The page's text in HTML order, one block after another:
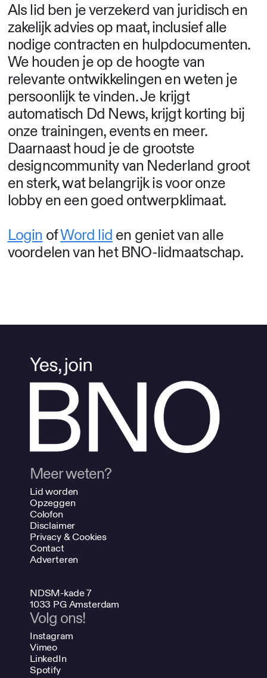
Als lid ben je verzekerd van juridisch en
zakelijk advies op maat, inclusief alle
nodige contracten en hulpdocumenten.
We houden je op de hoogte van
relevante ontwikkelingen en weten je
persoonlijk te vinden. Je krijgt
automatisch Dd News, krijgt korting bij
onze trainingen, events en meer.
Daarnaast houd je de grootste
designcommunity van Nederland groot
en sterk, wat belangrijk is voor onze
lobby en een goed ontwerpklimaat.
Login ofWord lid en geniet van alle
voordelen van het BNO-lidmaatschap.
Meer weten?
Lid worden
Opzeggen
Colofon
Disclaimer
Privacy & Cookies
Contact
Adverteren
NDSM-kade 7
1033 PG Amsterdam
Volg ons!
Instagram
Vimeo
LinkedIn
Spotify